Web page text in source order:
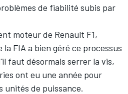
de fiabilité subis par
moteur de Renault F1,
FIA a bien géré ce processus
faut désormais serrer la vis,
ont eu une année pour
unités de puissance.